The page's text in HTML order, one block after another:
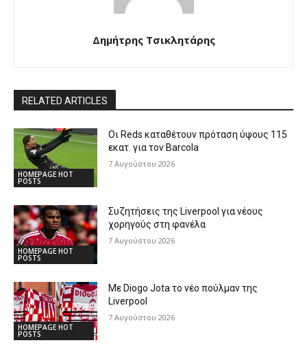
Δημήτρης Τσικλητάρης
RELATED ARTICLES
HOMEPAGE HOT
POSTS
Οι Reds καταθέτουν πρόταση ύψους 115
εκατ. για τον Barcola
7 Αυγούστου 2026
HOMEPAGE HOT
POSTS
Συζητήσεις της Liverpool για νέους
χορηγούς στη φανέλα
7 Αυγούστου 2026
HOMEPAGE HOT
POSTS
Με Diogo Jota το νέο πούλμαν της
Liverpool
7 Αυγούστου 2026